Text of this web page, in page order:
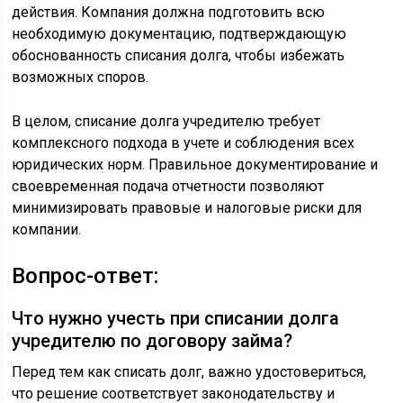
действия. Компания должна подготовить всю
необходимую документацию, подтверждающую
обоснованность списания долга, чтобы избежать
возможных споров.
В целом, списание долга учредителю требует
комплексного подхода в учете и соблюдения всех
юридических норм. Правильное документирование и
своевременная подача отчетности позволяют
минимизировать правовые и налоговые риски для
компании.
Вопрос-ответ:
Что нужно учесть при списании долга
учредителю по договору займа?
Перед тем как списать долг, важно удостовериться,
что решение соответствует законодательству и